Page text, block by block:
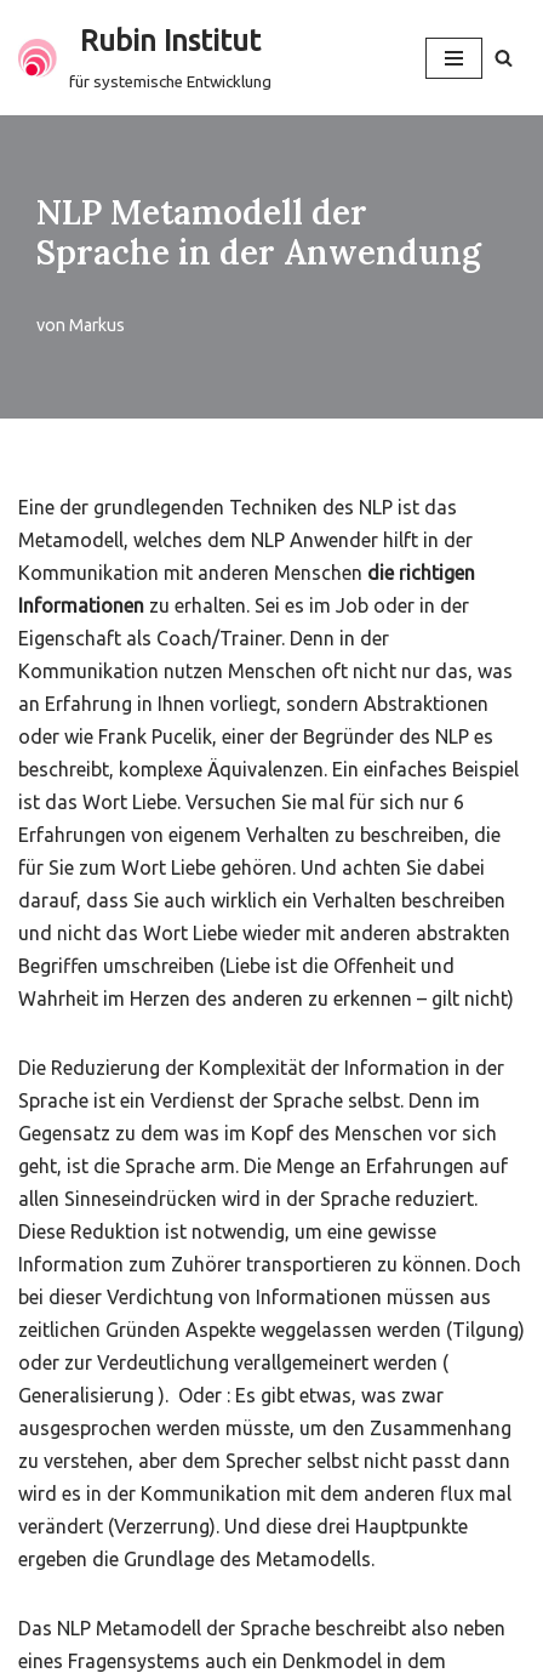
Zum
Rubin Institut
für systemische Entwicklung
NLP Metamodell der
Sprache in der Anwendung
von Markus
Eine der grundlegenden Techniken des NLP ist das
Metamodell, welches dem NLP Anwender hilft in der
Kommunikation mit anderen Menschen die richtigen
Informationen zu erhalten. Sei es im Job oder in der
Eigenschaft als Coach/Trainer. Denn in der
Kommunikation nutzen Menschen oft nicht nur das, was
an Erfahrung in Ihnen vorliegt, sondern Abstraktionen
oder wie Frank Pucelik, einer der Begründer des NLP es
beschreibt, komplexe Äquivalenzen. Ein einfaches Beispiel
ist das Wort Liebe. Versuchen Sie mal für sich nur 6
Erfahrungen von eigenem Verhalten zu beschreiben, die
für Sie zum Wort Liebe gehören. Und achten Sie dabei
darauf, dass Sie auch wirklich ein Verhalten beschreiben
und nicht das Wort Liebe wieder mit anderen abstrakten
Begriffen umschreiben (Liebe ist die Offenheit und
Wahrheit im Herzen des anderen zu erkennen – gilt nicht)
Die Reduzierung der Komplexität der Information in der
Sprache ist ein Verdienst der Sprache selbst. Denn im
Gegensatz zu dem was im Kopf des Menschen vor sich
geht, ist die Sprache arm. Die Menge an Erfahrungen auf
allen Sinneseindrücken wird in der Sprache reduziert.
Diese Reduktion ist notwendig, um eine gewisse
Information zum Zuhörer transportieren zu können. Doch
bei dieser Verdichtung von Informationen müssen aus
zeitlichen Gründen Aspekte weggelassen werden (Tilgung)
oder zur Verdeutlichung verallgemeinert werden (
Generalisierung ). Oder : Es gibt etwas, was zwar
ausgesprochen werden müsste, um den Zusammenhang
zu verstehen, aber dem Sprecher selbst nicht passt dann
wird es in der Kommunikation mit dem anderen flux mal
verändert (Verzerrung). Und diese drei Hauptpunkte
ergeben die Grundlage des Metamodells.
Das NLP Metamodell der Sprache beschreibt also neben
eines Fragensystems auch ein Denkmodel in dem